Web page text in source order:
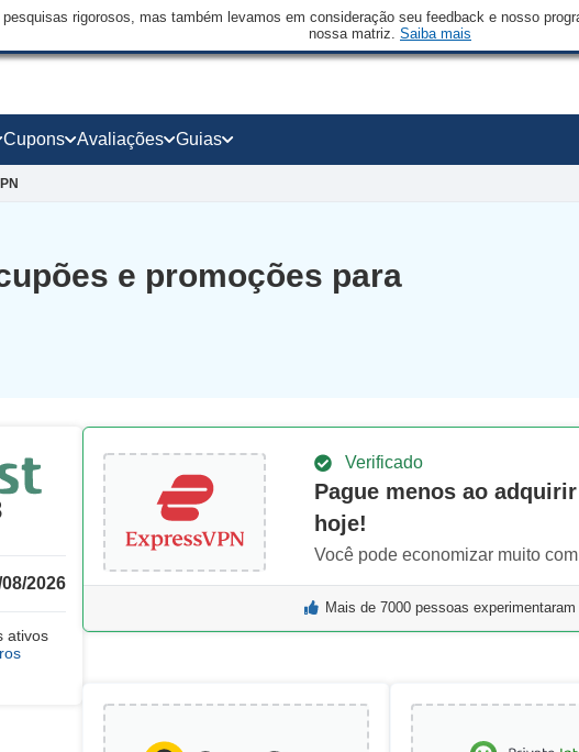
rigorosos, mas também levamos em consideração seu feedback e nosso
nossa matriz. Saiba mais
Cupons Avaliações Guias
e promoções para
2026
ativos
Verificado
Pague menos ao
hoje!
Você pode economizar muito
Mais de 7000 pessoas